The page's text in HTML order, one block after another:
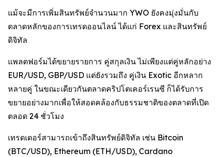
แม้จะมีการเพิ่มสินทรัพย์จำนวนมาก YWO ยังคงมุ่งมั่นกับ
ตลาดหลักของการเทรดออนไลน์ ได้แก่ Forex และสินทรัพย์
ดิจิทัล
แพลตฟอร์มได้ขยายรายการ คู่สกุลเงิน ไม่เพียงแต่คู่หลักอย่าง
EUR/USD, GBP/USD แต่ยังรวมถึง คู่เงิน Exotic อีกหลาก
หลายคู่ ในขณะเดียวกันตลาดคริปโตเคอร์เรนซี ก็ได้รับการ
ขยายอย่างมากเพื่อให้สอดคล้องกับธรรมชาติของตลาดที่เปิด
ตลอด 24 ชั่วโมง
เทรดเดอร์สามารถเข้าถึงสินทรัพย์ดิจิทัล เช่น Bitcoin
(BTC/USD), Ethereum (ETH/USD), Cardano